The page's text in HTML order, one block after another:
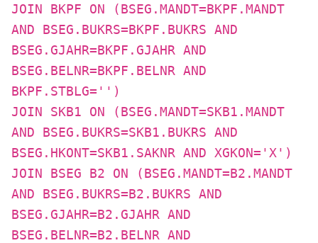
JOIN BKPF ON (BSEG.MANDT=BKPF.MANDT
AND BSEG.BUKRS=BKPF.BUKRS AND
BSEG.GJAHR=BKPF.GJAHR AND
BSEG.BELNR=BKPF.BELNR AND
BKPF.STBLG='')
JOIN SKB1 ON (BSEG.MANDT=SKB1.MANDT
AND BSEG.BUKRS=SKB1.BUKRS AND
BSEG.HKONT=SKB1.SAKNR AND XGKON='X')
JOIN BSEG B2 ON (BSEG.MANDT=B2.MANDT
AND BSEG.BUKRS=B2.BUKRS AND
BSEG.GJAHR=B2.GJAHR AND
BSEG.BELNR=B2.BELNR AND